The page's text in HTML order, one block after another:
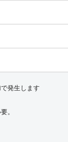
発生します
。